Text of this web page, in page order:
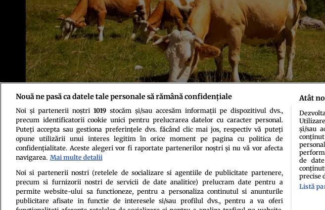
Foto: Shutterstock
Politica de confidenţialitatePolitica de cookies
Nouă ne pasă ca datele tale personale să rămână confidențiale
Noi și partenerii noștri 1019stocăm și/sau accesăm informații pe dispozitivul dvs.,
precum identificatorii cookie unici pentru prelucrarea datelor cu caracter personal.
Puteți accepta sau gestiona preferințele dvs. făcând clic mai jos, respectiv vă puteți
opune utilizării unui interes legitim în orice moment pe pagina cu politica de
confidențialitate. Aceste alegeri vor fi raportate partenerilor noștri și nu vă vor afecta
navigarea. Mai multe detalii
Noi si partenerii nostri (retelele de socializare si agentiile de publicitate partenere,
precum si furnizorii nostri de servicii de date analitice) prelucram date pentru a
permite website-ului sa functioneze, pentru a personaliza continutul si anunturile
publicitare afisate in functie de interesele si/sau profilul dvs., pentru a va oferi
Atât
și/sau
de
precise
Listă